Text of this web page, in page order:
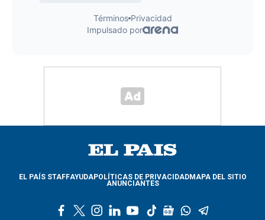
EL PAÍS STAFFAYUDAPOLÍTICAS DE PRIVACIDADMAPA DEL SITIO
ANUNCIANTES
l
y
t
g
w